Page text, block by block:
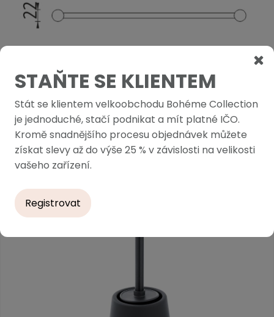
PODOBNÉ PRODUKTY
STAŇTE SE KLIENTEM
Stát se klientem velkoobchodu Bohéme Collection
je jednoduché, stačí podnikat a mít platné IČO.
Kromě snadnějšího procesu objednávek můžete
získat slevy až do výše 25 % v závislosti na velikosti
vašeho zařízení.
Registrovat